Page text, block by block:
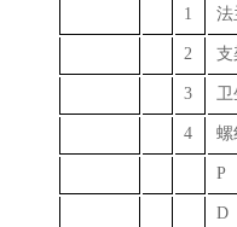
1 法
2 支
3 卫
4 螺
P
D